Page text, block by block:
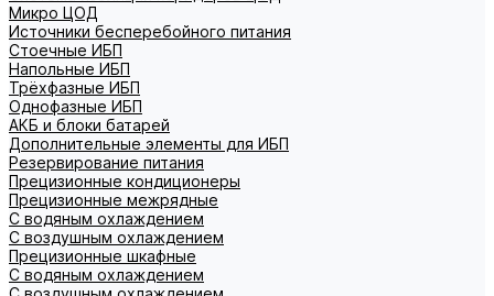
Микро ЦОД
Источники бесперебойного питания
Стоечные ИБП
Напольные ИБП
Трёхфазные ИБП
Однофазные ИБП
АКБ и блоки батарей
Дополнительные элементы для ИБП
Резервирование питания
Прецизионные кондиционеры
Прецизионные межрядные
С водяным охлаждением
С воздушным охлаждением
Прецизионные шкафные
С водяным охлаждением